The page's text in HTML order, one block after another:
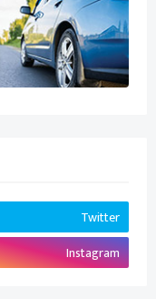
Twitter
Instagram